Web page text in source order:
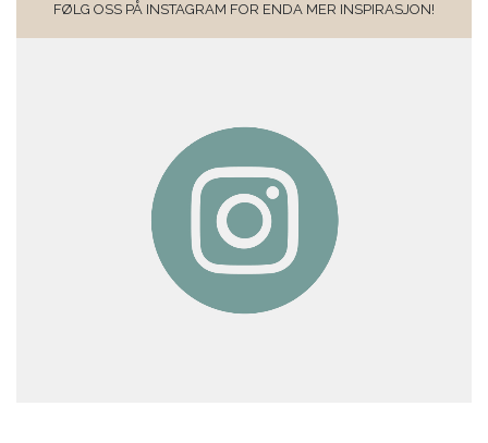
FØLG OSS PÅ INSTAGRAM FOR ENDA MER INSPIRASJON!